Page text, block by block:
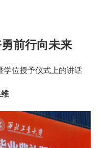
前行向未来
位授予仪式上的讲话